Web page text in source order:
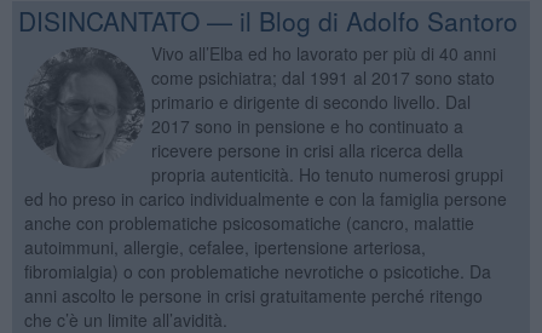
DISINCANTATO — il Blog di Adolfo Santoro
Vivo all’Elba ed ho lavorato per più di 40 anni
come psichiatra; dal 1991 al 2017 sono stato
primario e dirigente di secondo livello. Dal
2017 sono in pensione e ho continuato a
ricevere persone in crisi alla ricerca della
propria autenticità. Ho tenuto numerosi gruppi
ed ho preso in carico individualmente e con la famiglia persone
anche con problematiche psicosomatiche (cancro, malattie
autoimmuni, allergie, cefalee, ipertensione arteriosa,
fibromialgia) o con problematiche nevrotiche o psicotiche. Da
anni ascolto le persone in crisi gratuitamente perché ritengo
che c’è un limite all’avidità.